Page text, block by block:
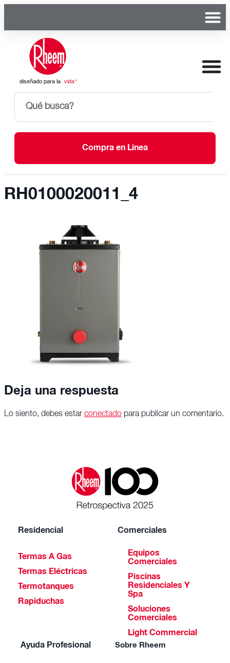
Compra en Linea
RH0100020011_4
Deja una respuesta
Lo siento, debes estar conectado para publicar un comentario.
Residencial
Termas A Gas
Termas Eléctricas
Termotanques
Rapiduchas
Comerciales
Equipos
Comerciales
Piscinas
Residenciales Y
Spa
Soluciones
Comerciales
Light Commercial
Ayuda Profesional
Sobre Rheem